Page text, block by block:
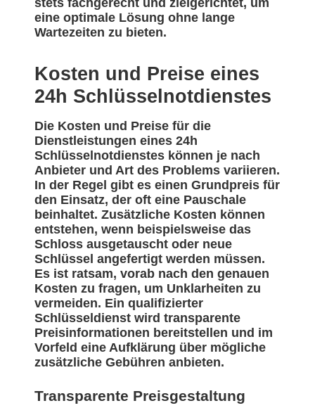
stets fachgerecht und zielgerichtet, um
eine optimale Lösung ohne lange
Wartezeiten zu bieten.
Kosten und Preise eines
24h Schlüsselnotdienstes
Die Kosten und Preise für die
Dienstleistungen eines 24h
Schlüsselnotdienstes können je nach
Anbieter und Art des Problems variieren.
In der Regel gibt es einen Grundpreis für
den Einsatz, der oft eine Pauschale
beinhaltet. Zusätzliche Kosten können
entstehen, wenn beispielsweise das
Schloss ausgetauscht oder neue
Schlüssel angefertigt werden müssen.
Es ist ratsam, vorab nach den genauen
Kosten zu fragen, um Unklarheiten zu
vermeiden. Ein qualifizierter
Schlüsseldienst wird transparente
Preisinformationen bereitstellen und im
Vorfeld eine Aufklärung über mögliche
zusätzliche Gebühren anbieten.
Transparente Preisgestaltung